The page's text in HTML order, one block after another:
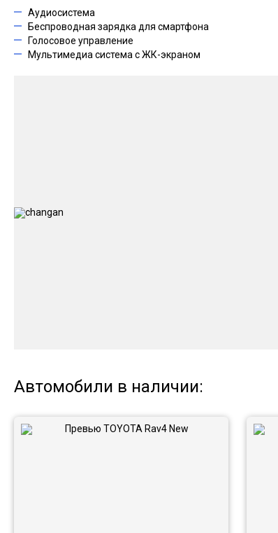
Аудиосистема
Беспроводная зарядка для смартфона
Голосовое управление
Мультимедиа система с ЖК-экраном
Автомобили в наличии: